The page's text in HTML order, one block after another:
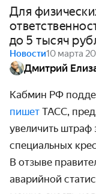
Для
до 5 тысяч
Новости10 марта
Дмитрий
Кабмин РФ
пишет ТАСС,
увеличить штраф
специальных
В отзыве
аварийной